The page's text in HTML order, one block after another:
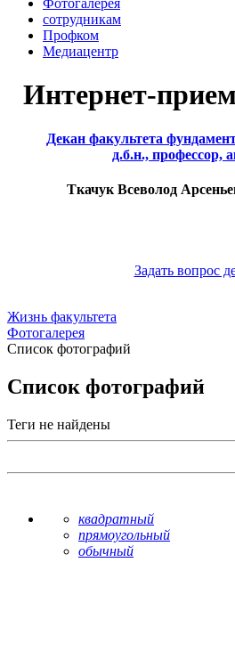
Фотогалерея
сотрудникам
Профком
Медиацентр
Интернет-
Декан факультета
д.б.н., профессор,
Ткачук Всеволод
Задать вопрос
Жизнь факультета
Фотогалерея
Список фотографий
Список фотографий
Теги не найдены
квадратный
прямоугольный
обычный